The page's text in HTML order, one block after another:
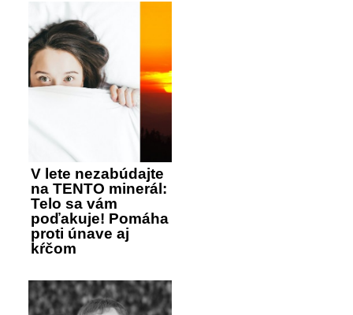
V lete nezabúdajte
na TENTO minerál:
Telo sa vám
poďakuje! Pomáha
proti únave aj
kŕčom